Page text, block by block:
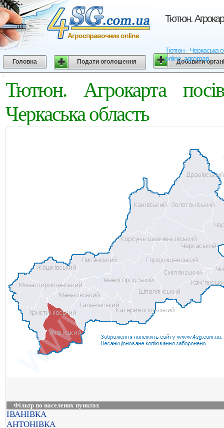
Тютюн.
Тютюн - Черкаська
online, agromap
Агросправочник online
Головна Подати оголошення Добавити
Тютюн. Агрокарта
Черкаська область
Фільтр по населених пунктах
ІВАНІВКА
АНТОНІВКА